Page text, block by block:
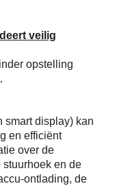
veilig
opstelling
smart display) kan
en efficiënt
over de
en de
ontlading, de